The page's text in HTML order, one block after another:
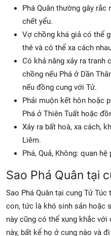
Phá Quân thường gây
chết yểu.
Vợ chồng khá giả có thể
thê và có thể xa cách
Có khả năng xảy ra tranh
chồng nếu Phá ở Dần
nếu đồng cung với Tử.
Phải muộn kết hôn hoặc
Phá ở Thiên Tuất hoặc
Xảy ra bất hoà, xa cách,
Liêm.
Phá, Quả, Không: quan
Sao Phá Quân tại
Sao Phá Quân tại cung Tử
con, tức là khó sinh sản hoặc
này cũng có thể xung khắc
này, bất kể họ ở cung nào và